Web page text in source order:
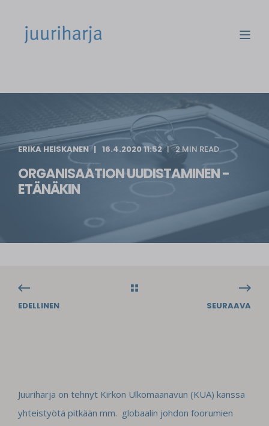
ERIKA HEISKANEN 16.4.2020 11:52 2 MIN READ
ORGANISAATION UUDISTAMINEN -
ETÄNÄKIN
EDELLINEN SEURAAVA
Juuriharja on tehnyt Kirkon Ulkomaanavun (KUA) kanssa
yhteistyötä pitkään mm. globaalin johdon foorumien